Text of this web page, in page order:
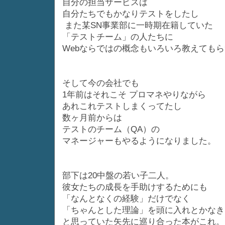
自分の担当サービスは
自分たちでもかなりテストをしたし
また某SN事業部に一時期在籍していた
「テストチーム」の人たちに
Webならではの概念もいろいろ教えてもら
そして今の会社でも
1年前はそれこそ プロマネやりながら
あれこれテストしまくってたし
数ヶ月前からは
テストのチーム（QA）の
マネージャーもやるようになりました。
部下は20中盤の若い子二人。
彼女たちの成長を手助けするためにも
「なんとなくの経験」だけでなく
「ちゃんとした理論」を頭に入れとかな
と思っていた矢先に巡り合った本がこれ。